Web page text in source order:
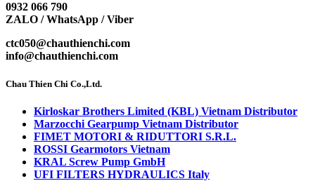
0932 066 790
ZALO / WhatsApp / Viber
ctc050@chauthienchi.com
info@chauthienchi.com
Chau Thien Chi Co.,Ltd.
Kirloskar Brothers Limited (KBL) Vietnam Distributor
Marzocchi Gearpump Vietnam Distributor
FIMET MOTORI & RIDUTTORI S.R.L.
ROSSI Gearmotors Vietnam
KRAL Screw Pump GmbH
UFI FILTERS HYDRAULICS Italy